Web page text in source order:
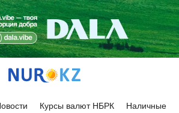
Курсы валют НБРК Наличные